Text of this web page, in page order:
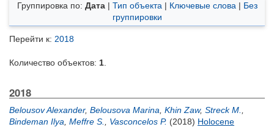
Группировка по: Дата| Тип объекта | Ключевые слова | Без
группировки
Перейти к: 2018
Количество объектов: 1
2018
Belousov Alexander, Belousova Marina Khin Zaw, Streck M.
Bindeman Ilya Meffre S. Vasconcelos P. (2018) Holocene